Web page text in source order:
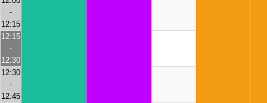
-
12:15
12:15
-
12:30
12:30
-
12:45